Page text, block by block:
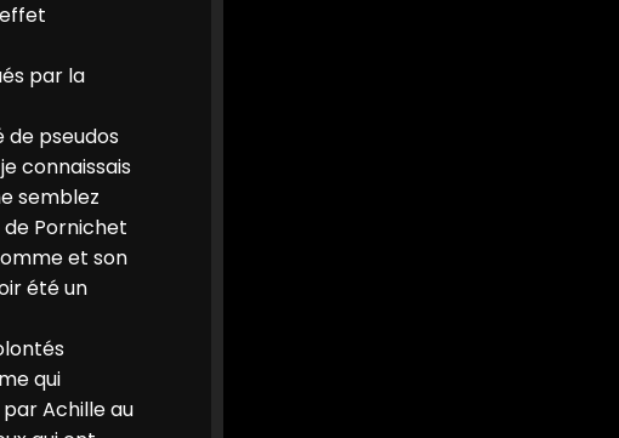
par la
de pseudos
connaissais
semblez
Pornichet
et son
été un
qui
Achille au